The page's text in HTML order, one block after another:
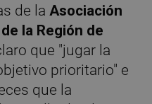
de la Asociación
la Región de
que "jugar la
prioritario" e
que la